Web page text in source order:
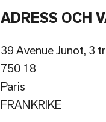
ADRESS OCH
39 Avenue Junot, 3
750 18
Paris
FRANKRIKE